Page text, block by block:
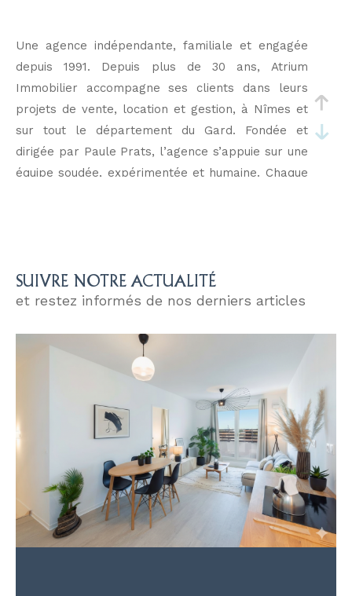
Une agence indépendante, familiale et engagée
depuis 1991. Depuis plus de 30 ans, Atrium
Immobilier accompagne ses clients dans leurs
projets de vente, location et gestion, à Nîmes et
sur tout le département du Gard. Fondée et
dirigée par Paule Prats, l’agence s’appuie sur une
équipe soudée, expérimentée et humaine. Chaque
conseil, et à l’importance de travailler avec sens.
Notre différence ? Une structure à taille humaine,
présente, impliquée et fidèle.
SUIVRE NOTRE ACTUALITÉ
et restez informés de nos derniers articles